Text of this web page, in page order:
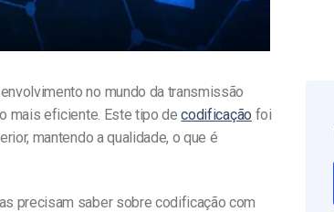
no mundo da transmissão
mais eficiente. Este tipo decodificação foi
mantendo a qualidade, o que é
precisam saber sobre codificação com